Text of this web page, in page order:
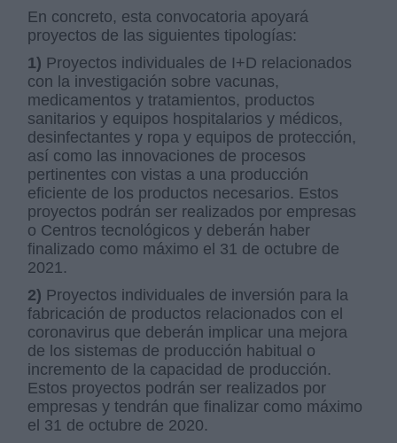
En concreto, esta convocatoria apoyará
proyectos de las siguientes tipologías:
1) Proyectos individuales de I+D relacionados
con la investigación sobre vacunas,
medicamentos y tratamientos, productos
sanitarios y equipos hospitalarios y médicos,
desinfectantes y ropa y equipos de protección,
así como las innovaciones de procesos
pertinentes con vistas a una producción
eficiente de los productos necesarios. Estos
proyectos podrán ser realizados por empresas
o Centros tecnológicos y deberán haber
finalizado como máximo el 31 de octubre de
2021.
2) Proyectos individuales de inversión para la
fabricación de productos relacionados con el
coronavirus que deberán implicar una mejora
de los sistemas de producción habitual o
incremento de la capacidad de producción.
Estos proyectos podrán ser realizados por
empresas y tendrán que finalizar como máximo
el 31 de octubre de 2020.